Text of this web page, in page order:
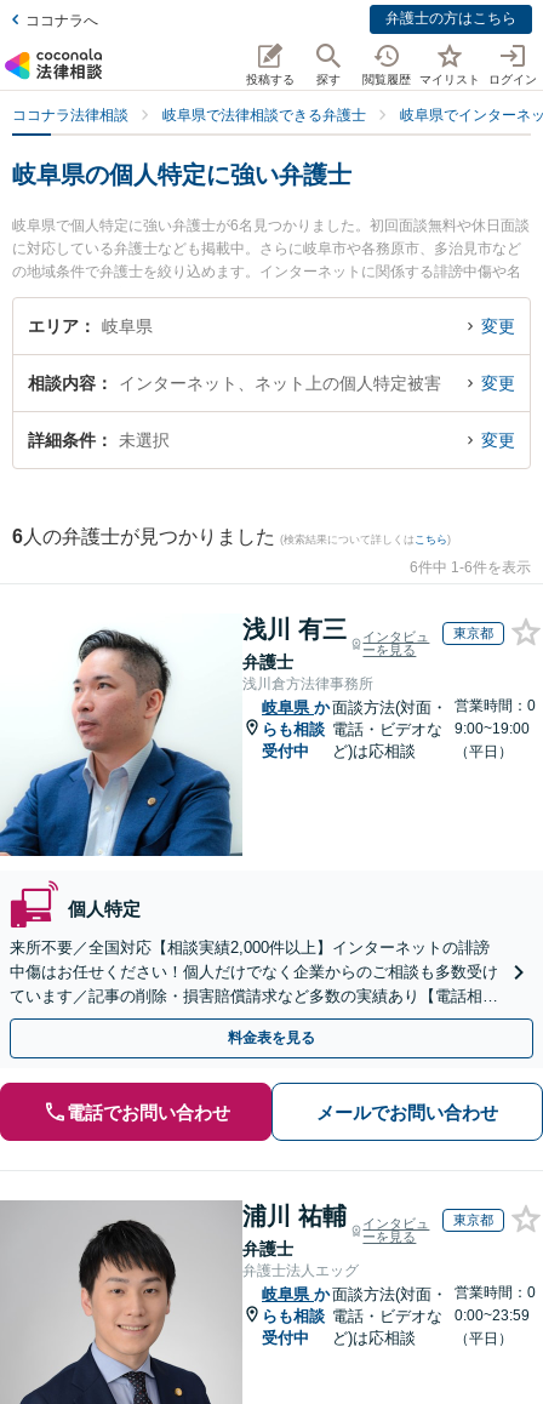
ココナラへ 弁護士の方はこちら
投稿する 探す 閲覧履歴 マイリスト ログイン
ココナラ法律相談 岐阜県で法律相談できる弁護士 岐阜県でインターネ
岐阜県の個人特定に強い弁護士
岐阜県で個人特定に強い弁護士が6名見つかりました。初回面談無料や休日面談
に対応している弁護士なども掲載中。さらに岐阜市や各務原市、多治見市など
の地域条件で弁護士を絞り込めます。インターネットに関係する誹謗中傷や名
誉毀損、個人特定等の細かな分野での絞り込み検索もでき便利です。特に旭合
同法律事務所 岐阜事務所の平田 伸男弁護士やたかい総合法律事務所の高井 克
のトラブルを今すぐに弁護士に相談したい』『個人特定のトラブル解決の実績
豊富な近くの弁護士を検索したい』『初回相談無料で個人特定を法律相談でき
る岐阜県内の弁護士に相談予約したい』などでお困りの相談者さんにおすすめ
エリア 岐阜県 変更
相談内容 インターネット、ネット上の個人特定被害 変更
詳細条件 未選択 変更
6 人の弁護士が見つかりました (検索結果について詳しくは こちら)
6件中 1-6件を表示
浅川 有三
弁護士
インタビュ
ーを見る
東京都
浅川倉方法律事務所
岐阜県 か
らも相談
受付中
面談方法(対面・
電話・ビデオな
ど)は応相談
営業時間：0
9:00~19:00
（平日）
個人特定
来所不要／全国対応【相談実績2,000件以上】インターネットの誹謗
中傷はお任せください！個人だけでなく企業からのご相談も多数受け
ています／記事の削除・損害賠償請求など多数の実績あり【電話相談
可】【初回相談無料】【夜間休日面談可】
料金表を見る
電話でお問い合わせ メールでお問い合わせ
浦川 祐輔
弁護士
インタビュ
ーを見る
東京都
弁護士法人エッグ
岐阜県 か
らも相談
受付中
面談方法(対面・
電話・ビデオな
ど)は応相談
営業時間：0
0:00~23:59
（平日）